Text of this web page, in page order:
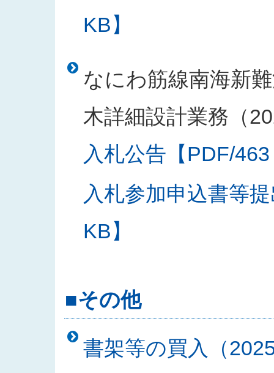
KB】
なにわ筋線南海新
木詳細設計業務（
入札公告【PDF/
入札参加申込書等
KB】
■その他
書架等の買入（